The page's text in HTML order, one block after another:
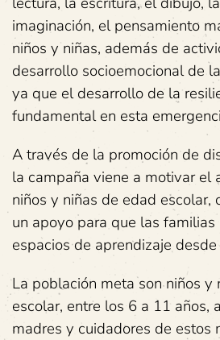
imaginación, el pensamiento
niños y niñas, además de
desarrollo socioemocional de
ya que el desarrollo de la
fundamental en esta
A través de la promoción de
la campaña viene a motivar el
niños y niñas de edad escolar,
un apoyo para que las
espacios de aprendizaje desde
La población meta son niños y
escolar, entre los 6 a 11 años,
madres y cuidadores de estos